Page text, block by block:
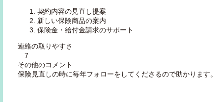
契約内容の見直し提案
新しい保険商品の案内
保険金・給付金請求のサポート
連絡の取りやすさ
7
その他のコメント
保険見直しの時に毎年フォローをしてくださるので助かります。